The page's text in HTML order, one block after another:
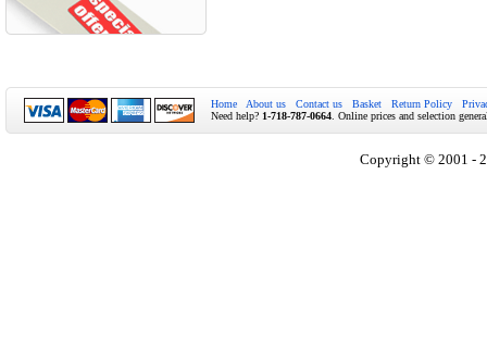
Home About us Contact us Basket Return Policy
Need help? 1-718-787-0664 . Online prices and selection
Copyright © 2001 -